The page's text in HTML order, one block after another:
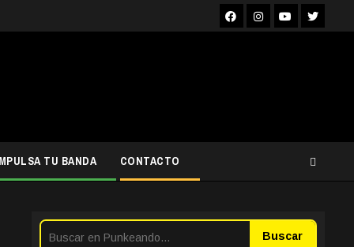
Facebook
Instagram
TU BANDA CONTACTO
Buscar